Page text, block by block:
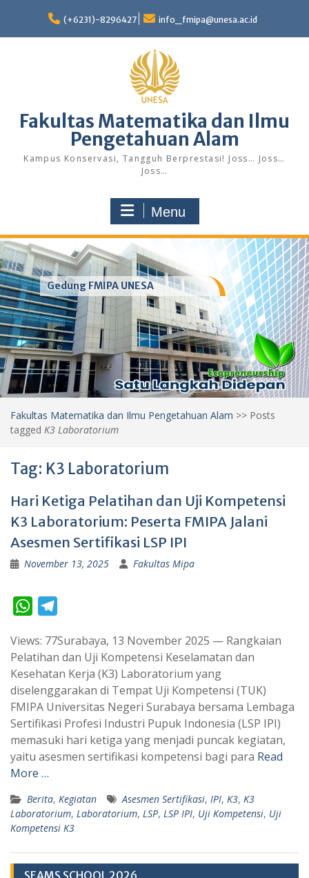
content
(+6231)-8296427 info_fmipa@unesa.ac.id
Fakultas Matematika dan Ilmu
Pengetahuan Alam
Kampus Konservasi, Tangguh Berprestasi! Joss… Joss…
Joss…
Menu
Gedung FMIPA UNESA
Fakultas Matematika dan Ilmu Pengetahuan Alam >> Posts
tagged K3 Laboratorium
Tag: K3 Laboratorium
Hari Ketiga Pelatihan dan Uji Kompetensi
K3 Laboratorium: Peserta FMIPA Jalani
Asesmen Sertifikasi LSP IPI
November 13, 2025 Fakultas Mipa
W
a
t
s
A
p
p
l
e
g
r
a
m
Views: 77Surabaya, 13 November 2025 — Rangkaian
Pelatihan dan Uji Kompetensi Keselamatan dan
Kesehatan Kerja (K3) Laboratorium yang
diselenggarakan di Tempat Uji Kompetensi (TUK)
FMIPA Universitas Negeri Surabaya bersama Lembaga
Sertifikasi Profesi Industri Pupuk Indonesia (LSP IPI)
memasuki hari ketiga yang menjadi puncak kegiatan,
yaitu asesmen sertifikasi kompetensi bagi para Read
More …
Berita, Kegiatan Asesmen Sertifikasi, IPI, K3, K3
Laboratorium, Laboratorium, LSP, LSP IPI, Uji Kompetensi, Uji
Kompetensi K3
SEAMS SCHOOL 2026